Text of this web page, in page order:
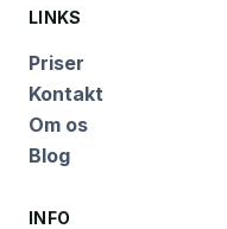
LINKS
Priser
Kontakt
Om os
Blog
INFO